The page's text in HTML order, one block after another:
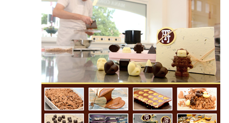
Kostel svatého Vendelína v Perštejně
Kostel Nejsvětější Trojice v Klášterci nad
Ohří
Evangelická modlitebna u autobusového
nádraží v Dubé
Hřbitovní kaple ve Velkém Šenově
Kaple svaté Apolónie v Cítolibech
Kostel svatého Jakuba Většího v Cítolibech